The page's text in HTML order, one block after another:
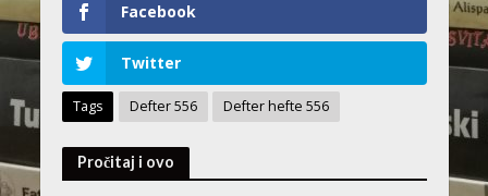
Facebook
Twitter
Tags Defter 556 Defter hefte 556
Pročitaj i ovo